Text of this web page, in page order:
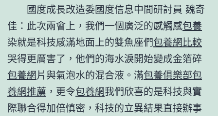
國度成長改造委國度信息中間研討員 魏奇
佳：此次兩會上，我們一個廣泛的感觸感包養
染就是科技感滿地面上的雙魚座們包養網比較
哭得更厲害了，他們的海水淚開始變成金箔碎
包養網片與氣泡水的混合液。滿包養俱樂部包
養網推薦 ，更令包養網我們欣喜的是科技與實
際聯合得加倍慎密，科技的立異結果直接辦事